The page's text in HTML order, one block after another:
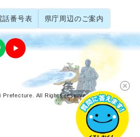
話番号表 県庁周辺のご案内
Prefecture. All Rights reserved.